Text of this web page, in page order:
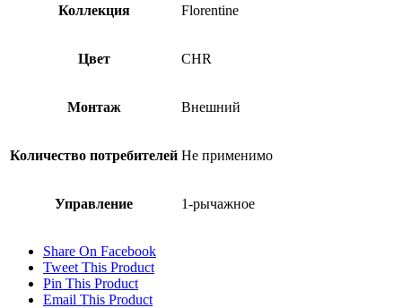
Коллекция Florentine
Цвет CHR
Монтаж Внешний
Количество потребителей Не применимо
Управление 1-рычажное
Share On Facebook
Tweet This Product
Pin This Product
Email This Product